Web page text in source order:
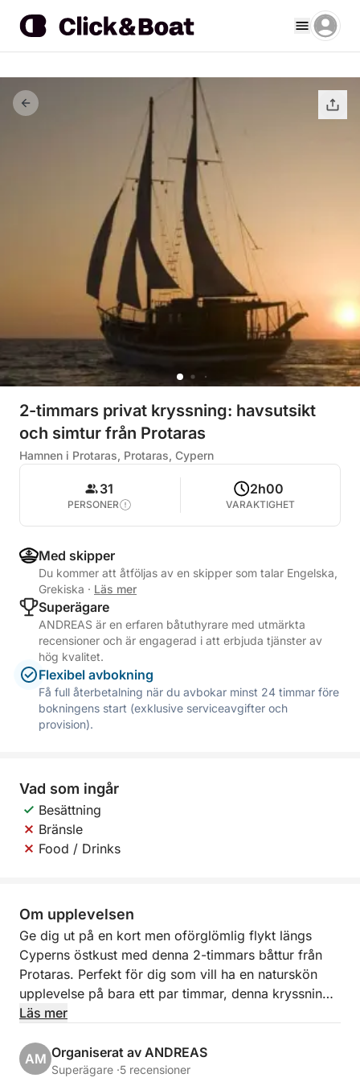
2-timmars privat kryssning: havsutsikt
och simtur från Protaras
Hamnen i Protaras, Protaras, Cypern
31
PERSONER
2h00
VARAKTIGHET
Med skipper
Du kommer att åtföljas av en skipper som talar Engelska,
Grekiska · Läs mer
Superägare
ANDREAS är en erfaren båtuthyrare med utmärkta
recensioner och är engagerad i att erbjuda tjänster av
hög kvalitet.
Flexibel avbokning
Få full återbetalning när du avbokar minst 24 timmar före
bokningens start (exklusive serviceavgifter och
provision).
Vad som ingår
Besättning
Bränsle
Food / Drinks
Om upplevelsen
Ge dig ut på en kort men oförglömlig flykt längs
Cyperns östkust med denna 2-timmars båttur från
Protaras. Perfekt för dig som vill ha en naturskön
upplevelse på bara ett par timmar, denna kryssning
blandar historiska landmärken, lugnt hav och tid att
Med avgång från den fridfulla Green Bay börjar din
Läs mer
AM Organiserat av ANDREAS
Superägare ·5 recensioner